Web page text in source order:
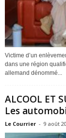
Victime d’un
dans une région
allemand dénommé...
ALCOOL ET
Les
Le Courrier - 9 août